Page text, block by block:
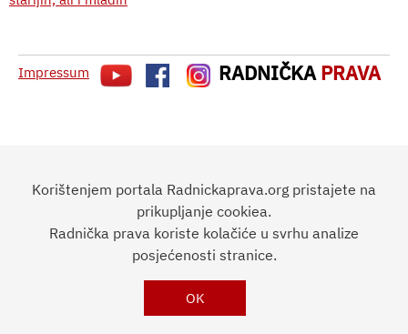
Impressum RADNIČKAPRAVA
Korištenjem portala Radnickaprava.org pristajete na
prikupljanje cookiea.
Radnička prava koriste kolačiće u svrhu analize
posjećenosti stranice.
OK